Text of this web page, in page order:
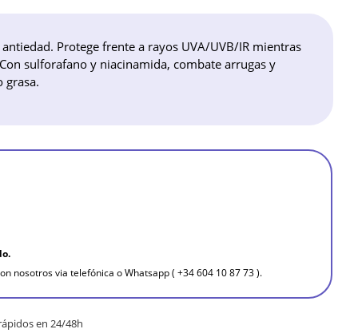
Protege frente a rayos UVA/UVB/IR mientras
sulforafano y niacinamida, combate arrugas y
grasa.
nosotros via telefónica o Whatsapp ( +34 604 10 87 73 ).
en 24/48h